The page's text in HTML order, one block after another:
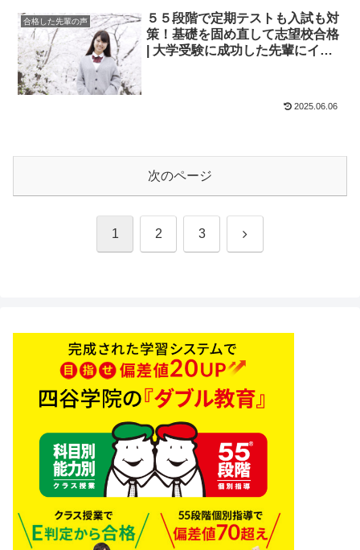
合格した先輩の声
５５段階で定期テストも入試も対
策！基礎を固め直して志望校合格
| 大学受験に成功した先輩にイン
2025.06.06
次のページ
1 2 3 次